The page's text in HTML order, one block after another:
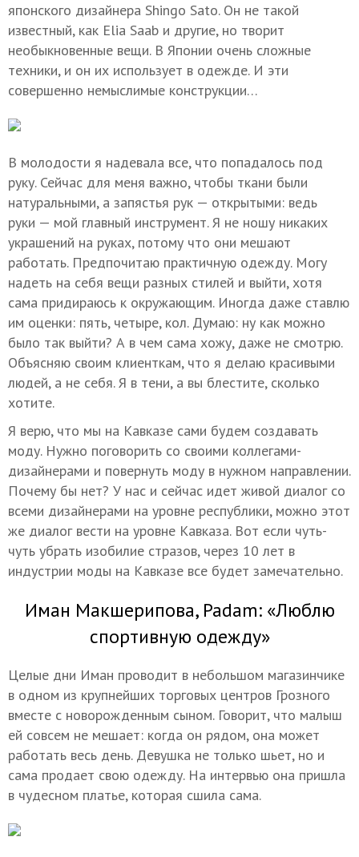
японского дизайнера Shingo Sato. Он не такой
известный, как Elia Saab и другие, но творит
необыкновенные вещи. В Японии очень сложные
техники, и он их использует в одежде. И эти
совершенно немыслимые конструкции…
В молодости я надевала все, что попадалось под
руку. Сейчас для меня важно, чтобы ткани были
натуральными, а запястья рук — открытыми: ведь
руки — мой главный инструмент. Я не ношу никаких
украшений на руках, потому что они мешают
работать. Предпочитаю практичную одежду. Могу
надеть на себя вещи разных стилей и выйти, хотя
сама придираюсь к окружающим. Иногда даже ставлю
им оценки: пять, четыре, кол. Думаю: ну как можно
было так выйти? А в чем сама хожу, даже не смотрю.
Объясняю своим клиенткам, что я делаю красивыми
людей, а не себя. Я в тени, а вы блестите, сколько
хотите.
Я верю, что мы на Кавказе сами будем создавать
моду. Нужно поговорить со своими коллегами-
дизайнерами и повернуть моду в нужном направлении.
Почему бы нет? У нас и сейчас идет живой диалог со
всеми дизайнерами на уровне республики, можно этот
же диалог вести на уровне Кавказа. Вот если чуть-
чуть убрать изобилие стразов, через 10 лет в
индустрии моды на Кавказе все будет замечательно.
Иман Макшерипова, Padam: «Люблю
спортивную одежду»
Целые дни Иман проводит в небольшом магазинчике
в одном из крупнейших торговых центров Грозного
вместе с новорожденным сыном. Говорит, что малыш
ей совсем не мешает: когда он рядом, она может
работать весь день. Девушка не только шьет, но и
сама продает свою одежду. На интервью она пришла
в чудесном платье, которая сшила сама.